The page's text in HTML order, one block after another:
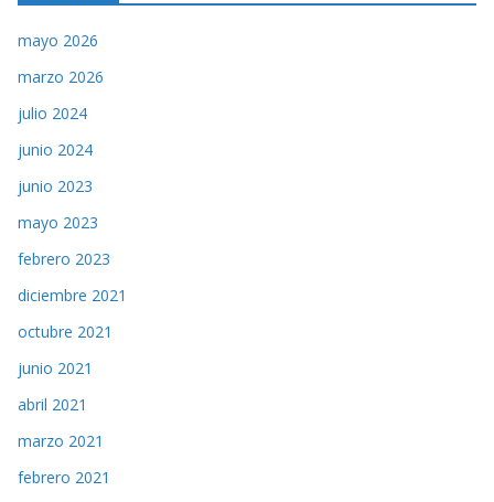
mayo 2026
marzo 2026
julio 2024
junio 2024
junio 2023
mayo 2023
febrero 2023
diciembre 2021
octubre 2021
junio 2021
abril 2021
marzo 2021
febrero 2021